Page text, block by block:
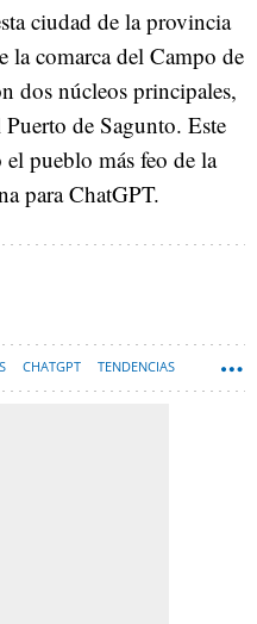
ciudad de la provincia
la comarca del Campo de
dos núcleos principales,
de Sagunto. Este
pueblo más feo de la
para ChatGPT.
CHATGPT TENDENCIAS